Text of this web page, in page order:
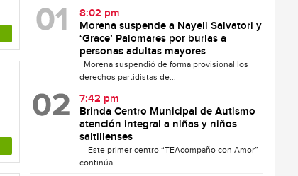
8:02 pm
Morena suspende a Nayeli Salvatori y
‘Grace’ Palomares por burlas a
personas adultas mayores
Morena suspendió de forma provisional los
derechos partidistas de...
7:42 pm
Brinda Centro Municipal de Autismo
atención integral a niñas y niños
saltillenses
Este primer centro “TEAcompaño con Amor”
continúa...